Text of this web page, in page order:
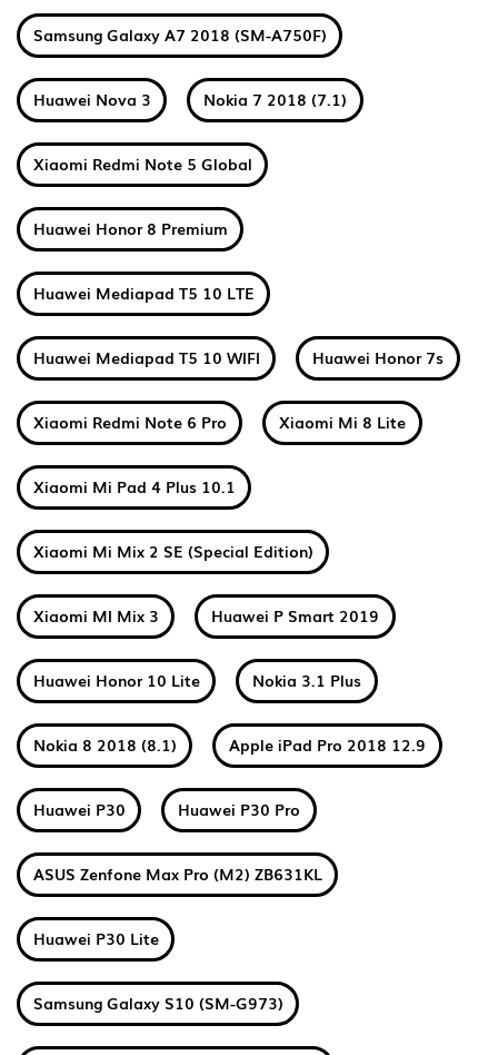
Samsung Galaxy A7 2018 (SM-A750F)
Huawei Nova 3 Nokia 7 2018 (7.1)
Xiaomi Redmi Note 5 Global
Huawei Honor 8 Premium
Huawei Mediapad T5 10 LTE
Huawei Mediapad T5 10 WIFI Huawei Honor 7s
Xiaomi Redmi Note 6 Pro Xiaomi Mi 8 Lite
Xiaomi Mi Pad 4 Plus 10.1
Xiaomi Mi Mix 2 SE (Special Edition)
Xiaomi MI Mix 3 Huawei P Smart 2019
Huawei Honor 10 Lite Nokia 3.1 Plus
Nokia 8 2018 (8.1) Apple iPad Pro 2018 12.9
Huawei P30 Huawei P30 Pro
ASUS Zenfone Max Pro (M2) ZB631KL
Huawei P30 Lite
Samsung Galaxy S10 (SM-G973)